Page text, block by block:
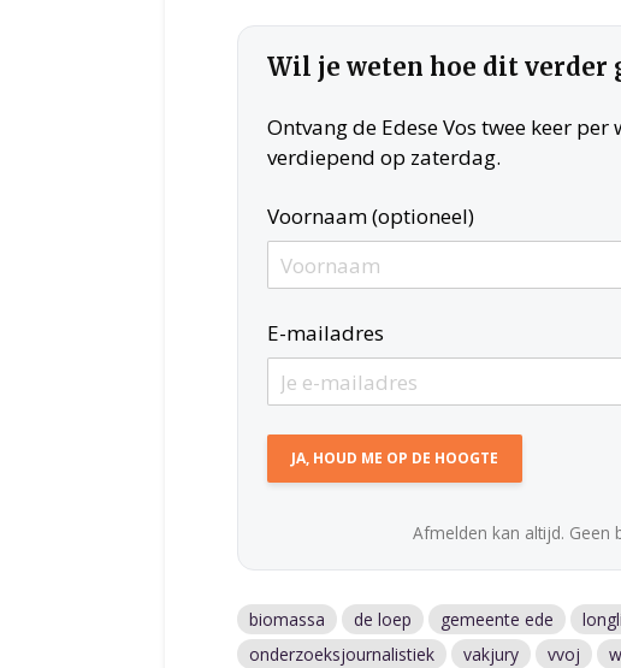
Wil je weten hoe dit verder
Ontvang de Edese Vos twee keer
verdiepend op zaterdag.
Voornaam (optioneel)
E-mailadres
Afmelden kan altijd. Geen
biomassa de loep gemeente ede
onderzoeksjournalistiek
vakjury vvoj